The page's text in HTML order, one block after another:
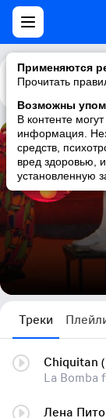
Применяются
Прочитать
Возможны
В контенте
информация.
средств,
вред здоровью,
установленную
Каталог
Треки
Chiquitan
La Bomba
Лена